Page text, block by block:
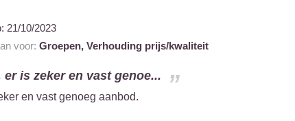
21/10/2023
voor: Groepen, Verhouding prijs/kwaliteit
is zeker en vast genoe...
en vast genoeg aanbod.